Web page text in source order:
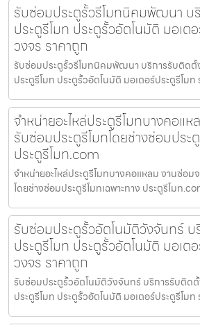
รับซ่อมประตูรั้วรีโมทนิคมพัฒนา บ
ประตูรีโมท ประตูรั้วอัตโนมัติ มอเต
วงจร ราคาถูก
รับซ่อมประตูรั้วรีโมทนิคมพัฒนา บริการรับติดตั้
ประตูรีโมท ประตูรั้วอัตโนมัติ มอเตอร์ประตูรีโมท
จำหน่ายอะไหล่ประตูรีโมทบางคอแ
รับซ่อมประตูรีโมทโดยช่างซ่อมประ
ประตูรีโมท.com
จำหน่ายอะไหล่ประตูรีโมทบางคอแหลม งานซ่อม
โดยช่างซ่อมประตูรีโมทเฉพาะทาง ประตูรีโมท
รับซ่อมประตูรั้วอัตโนมัติวังจันทร์
ประตูรีโมท ประตูรั้วอัตโนมัติ มอเต
วงจร ราคาถูก
รับซ่อมประตูรั้วอัตโนมัติวังจันทร์ บริการรับติดตั้
ประตูรีโมท ประตูรั้วอัตโนมัติ มอเตอร์ประตูรีโมท